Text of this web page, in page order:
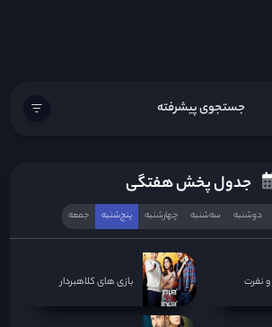
جستجوی پیشرفته
جدول پخش هفتگی
دوشنبه سه‌‌شنبه چهارشنبه پنج‌شنبه جمعه
نفرت بازی های کلاهبردار